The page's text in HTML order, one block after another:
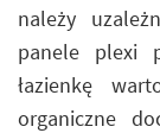
należy
panele plexi
łazienkę
organiczne